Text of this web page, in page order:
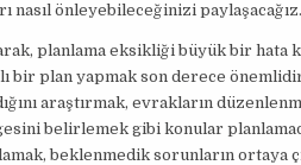
nasıl önleyebileceğinizi paylaşacağız.
planlama eksikliği büyük bir hata
bir plan yapmak son derece
araştırmak, evrakların
belirlemek gibi konular
beklenmedik sorunların ortaya